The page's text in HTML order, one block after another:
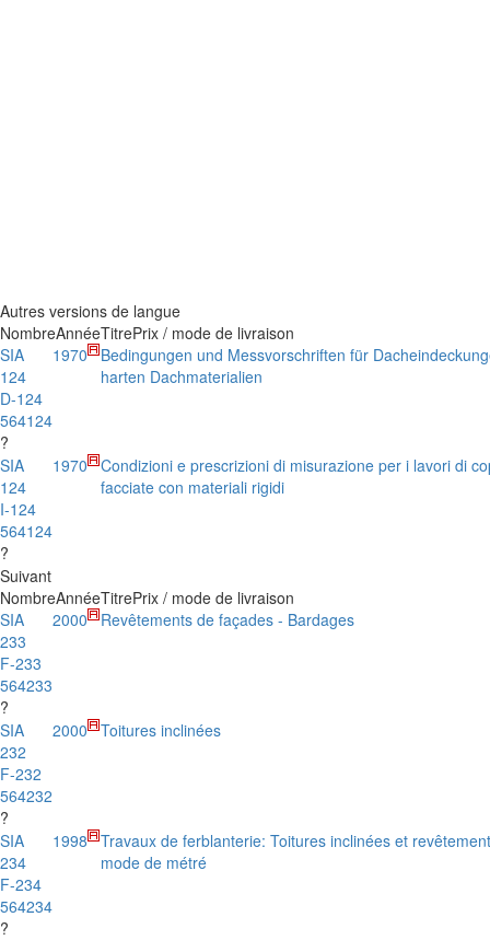
Autres versions de langue
NombreAnnéeTitrePrix / mode de livraison
SIA
124
D-124
564124
?
1970
Bedingungen und Messvorschriften für
harten Dachmaterialien
SIA
124
I-124
564124
?
1970
Condizioni e prescrizioni di misurazione per i lavori di
facciate con materiali rigidi
Suivant
NombreAnnéeTitrePrix / mode de livraison
SIA
233
F-233
564233
?
2000 Revêtements de façades - Bardages
SIA
232
F-232
564232
?
2000 Toitures inclinées
SIA
234
F-234
564234
?
1998
Travaux de ferblanterie: Toitures inclinées et
mode de métré